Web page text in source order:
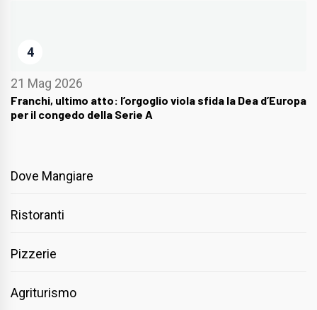
4
21 Mag 2026
Franchi, ultimo atto: l’orgoglio viola sfida la Dea d’Europa
per il congedo della Serie A
Dove Mangiare
Ristoranti
Pizzerie
Agriturismo